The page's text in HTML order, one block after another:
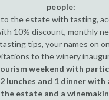
people:
the estate with tasting,
10% discount, monthly
tips, your names on
to the winery
weekend with
lunches and 1 dinner with
estate and a